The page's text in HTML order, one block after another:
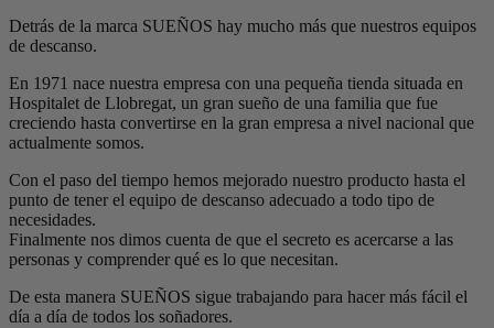
Detrás de la marca SUEÑOS hay mucho más que nuestros equipos
de descanso.
En 1971 nace nuestra empresa con una pequeña tienda situada en
Hospitalet de Llobregat, un gran sueño de una familia que fue
creciendo hasta convertirse en la gran empresa a nivel nacional que
actualmente somos.
Con el paso del tiempo hemos mejorado nuestro producto hasta el
punto de tener el equipo de descanso adecuado a todo tipo de
necesidades.
Finalmente nos dimos cuenta de que el secreto es acercarse a las
personas y comprender qué es lo que necesitan.
De esta manera SUEÑOS sigue trabajando para hacer más fácil el
día a día de todos los soñadores.